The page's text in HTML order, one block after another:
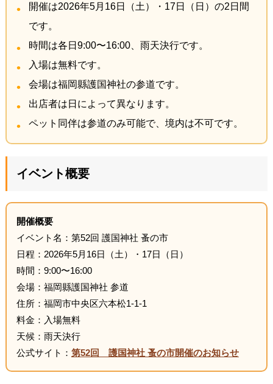
開催は2026年5月16日（土）・17日（日）の2日間
です。
時間は各日9:00〜16:00、雨天決行です。
入場は無料です。
会場は福岡縣護国神社の参道です。
出店者は日によって異なります。
ペット同伴は参道のみ可能で、境内は不可です。
イベント概要
開催概要
イベント名：第52回 護国神社 蚤の市
日程：2026年5月16日（土）・17日（日）
時間：9:00〜16:00
会場：福岡縣護国神社 参道
住所：福岡市中央区六本松1-1-1
料金：入場無料
天候：雨天決行
公式サイト： 第52回 護国神社 蚤の市開催のお知らせ